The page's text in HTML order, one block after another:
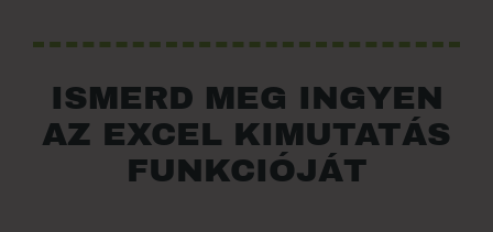
ISMERD MEG INGYEN
AZ EXCEL KIMUTATÁS
FUNKCIÓJÁT